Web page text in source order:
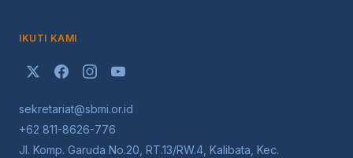
IKUTI KAMI
sekretariat@sbmi.or.id
+62 811-8626-776
Jl. Komp. Garuda No.20, RT.13/RW.4, Kalibata, Kec.